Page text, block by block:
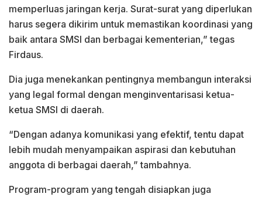
memperluas jaringan kerja. Surat-surat yang diperlukan
harus segera dikirim untuk memastikan koordinasi yang
baik antara SMSI dan berbagai kementerian,” tegas
Firdaus.
Dia juga menekankan pentingnya membangun interaksi
yang legal formal dengan menginventarisasi ketua-
ketua SMSI di daerah.
“Dengan adanya komunikasi yang efektif, tentu dapat
lebih mudah menyampaikan aspirasi dan kebutuhan
anggota di berbagai daerah,” tambahnya.
Program-program yang tengah disiapkan juga